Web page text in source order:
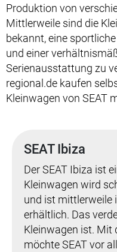
Produktion von
Mittlerweile sind die
bekannt, eine
und einer
Serienausstattung zu
regional.de kaufen
Kleinwagen von SEAT
SEAT Ibiza
Der SEAT Ibiza ist
Kleinwagen wird
und ist mittlerweile
erhältlich. Das
Kleinwagen ist. Mit
möchte SEAT vor